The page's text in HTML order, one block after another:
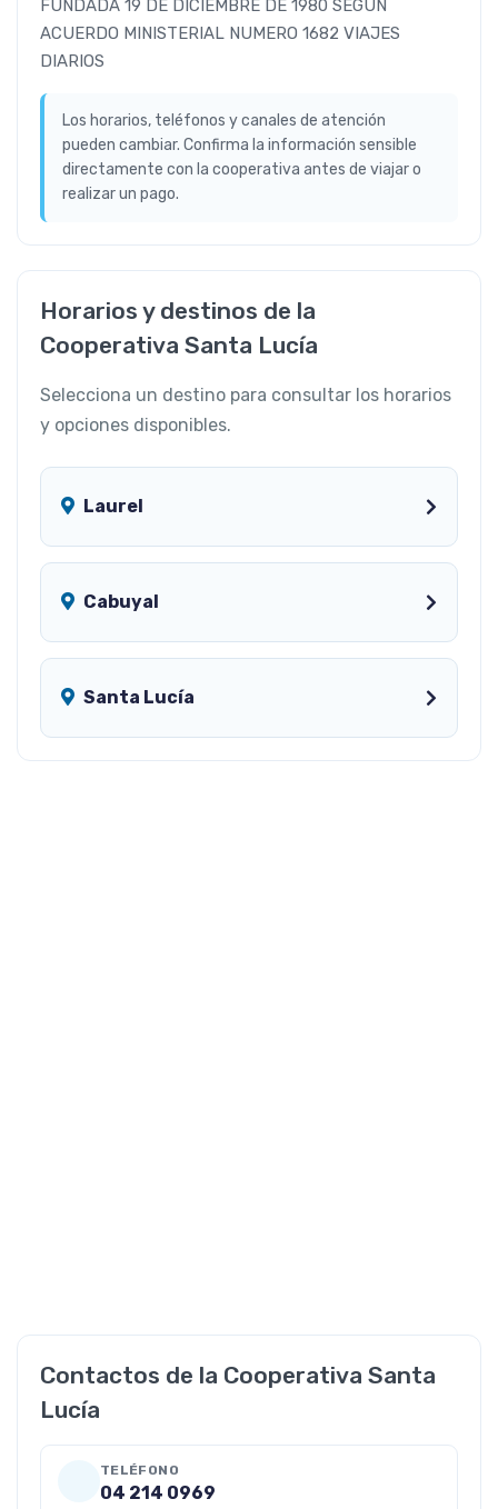
FUNDADA 19 DE DICIEMBRE DE 1980 SEGUN
ACUERDO MINISTERIAL NUMERO 1682 VIAJES
DIARIOS
Los horarios, teléfonos y canales de atención
pueden cambiar. Confirma la información sensible
directamente con la cooperativa antes de viajar o
realizar un pago.
Horarios y destinos de la
Cooperativa Santa Lucía
Selecciona un destino para consultar los horarios
y opciones disponibles.
Laurel
Cabuyal
Santa Lucía
Contactos de la Cooperativa Santa
Lucía
TELÉFONO
04 214 0969